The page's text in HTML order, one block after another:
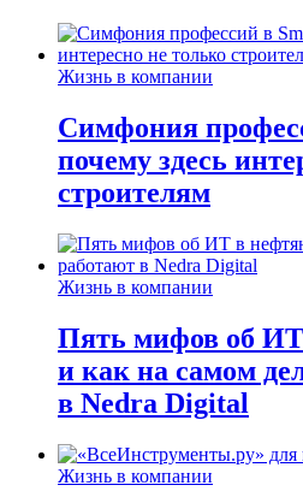
Жизнь в компании
Симфония
почему здесь
строителям
Жизнь в компании
Пять мифов об
и как на самом
в Nedra Digital
Жизнь в компании